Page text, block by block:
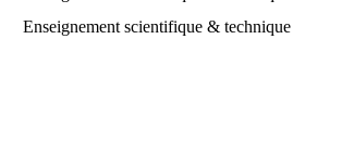
Enseignement scientifique & technique